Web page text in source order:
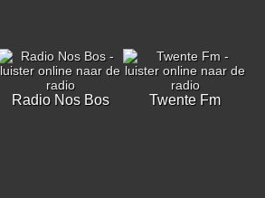
Radio Nos Bos Twente Fm